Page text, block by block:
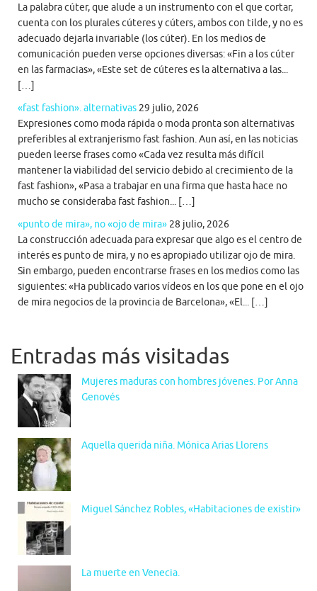
La palabra cúter, que alude a un instrumento con el que cortar,
cuenta con los plurales cúteres y cúters, ambos con tilde, y no es
adecuado dejarla invariable (los cúter). En los medios de
comunicación pueden verse opciones diversas: «Fin a los cúter
en las farmacias», «Este set de cúteres es la alternativa a las...
[…]
«fast fashion». alternativas 29 julio, 2026
Expresiones como moda rápida o moda pronta son alternativas
preferibles al extranjerismo fast fashion. Aun así, en las noticias
pueden leerse frases como «Cada vez resulta más difícil
mantener la viabilidad del servicio debido al crecimiento de la
fast fashion», «Pasa a trabajar en una firma que hasta hace no
mucho se consideraba fast fashion... […]
«punto de mira», no «ojo de mira» 28 julio, 2026
La construcción adecuada para expresar que algo es el centro de
interés es punto de mira, y no es apropiado utilizar ojo de mira.
Sin embargo, pueden encontrarse frases en los medios como las
siguientes: «Ha publicado varios vídeos en los que pone en el ojo
de mira negocios de la provincia de Barcelona», «El... […]
Entradas más visitadas
Mujeres maduras con hombres jóvenes. Por Anna
Genovés
Aquella querida niña. Mónica Arias Llorens
Miguel Sánchez Robles, «Habitaciones de existir»
La muerte en Venecia.